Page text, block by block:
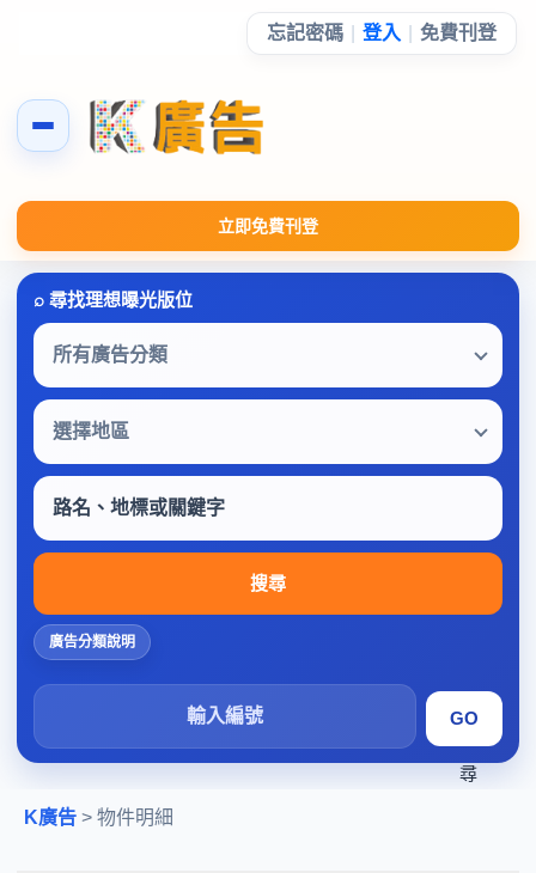
立即免費刊登
忘記密碼 登入 免費刊登
所有廣告分類
選擇地區
搜尋
廣告分類說明
搜
尋
K廣告 > 物件明細